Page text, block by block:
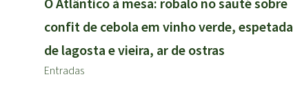
O Atlântico à mesa: robalo no sauté sobre
confit de cebola em vinho verde, espetada
de lagosta e vieira, ar de ostras
Entradas